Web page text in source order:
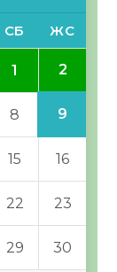
СБ ЖС
1 2
8 9
15 16
22 23
29 30